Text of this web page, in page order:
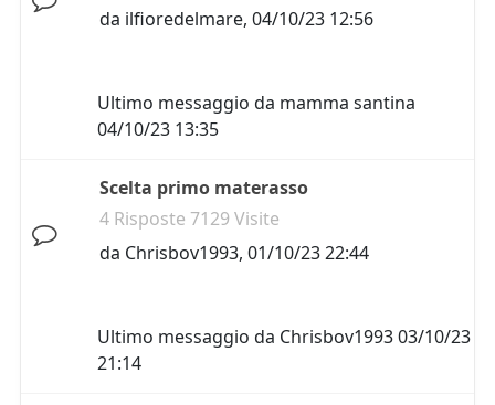
da ilfioredelmare, 04/10/23 12:56
Ultimo messaggio da mamma santina
04/10/23 13:35
Scelta primo materasso
4 Risposte 7129 Visite
da Chrisbov1993, 01/10/23 22:44
Ultimo messaggio da Chrisbov199303/10/23
21:14